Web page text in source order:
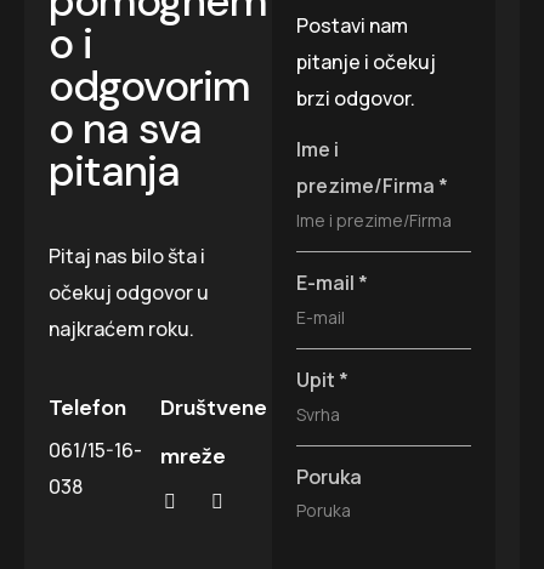
o i
odgovorim
o na sva
pitanja
Pitaj nas bilo šta i
očekuj odgovor u
najkraćem roku.
Telefon
061/15-16-
038
Društvene
mreže
Postavi nam
pitanje i očekuj
brzi odgovor.
Ime i
prezime/Firma *
E-mail *
Upit *
Poruka